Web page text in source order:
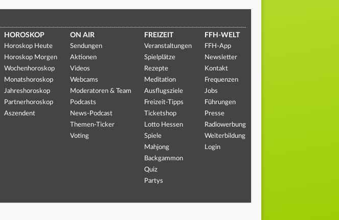
HOROSKOP
Horoskop Heute
Horoskop Morgen
Wochenhoroskop
Monatshoroskop
Jahreshoroskop
Partnerhoroskop
Aszendent
ON AIR
Sendungen
Aktionen
Videos
Webcams
Moderatoren & Team
Podcasts
News-Podcast
Themen-Ticker
Voting
FREIZEIT
Veranstaltungen
Spielplätze
Rezepte
Meditation
Ausflugsziele
Freizeit-Tipps
Ticketshop
Lotto Hessen
Spiele
Mahjong
Backgammon
Quiz
Partys
FFH-WELT
FFH-App
Newsletter
Kontakt
Frequenzen
Jobs
Führungen
Presse
Radiowerbung
Weiterbildung
Login